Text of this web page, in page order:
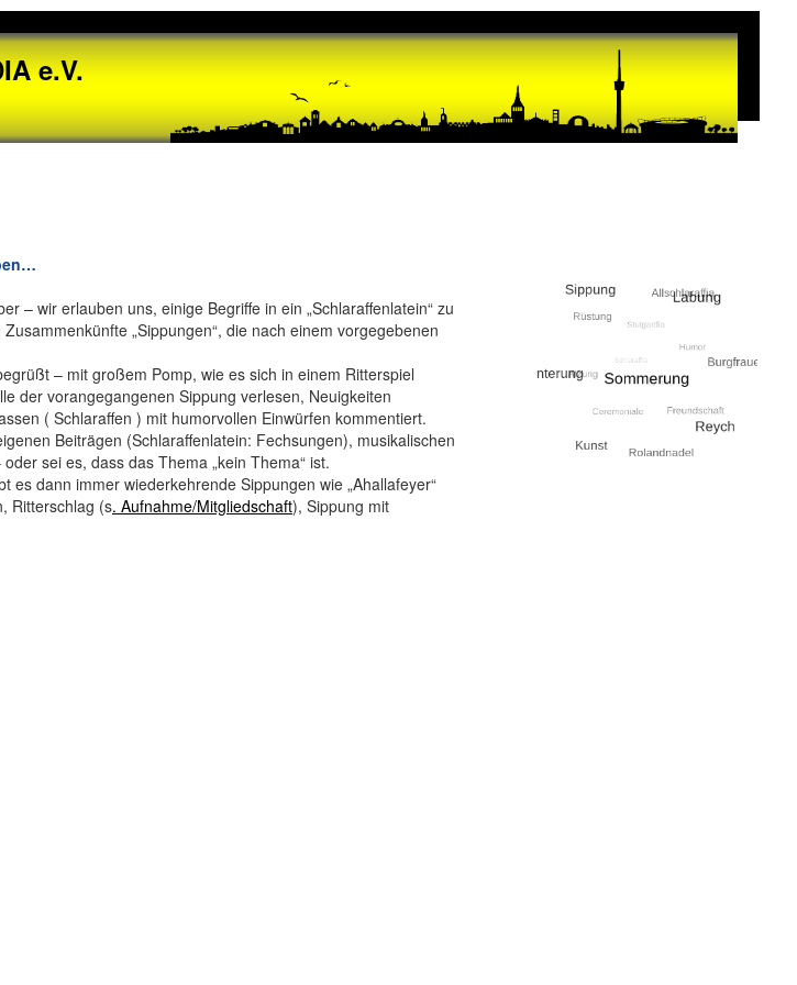
e.V.
– wir erlauben uns, einige Begriffe in ein „Schlaraffenlatein“ zu
„Sippungen“, die nach einem vorgegebenen
– mit großem Pomp, wie es sich in einem Ritterspiel
der vorangegangenen Sippung verlesen, Neuigkeiten
( Schlaraffen ) mit humorvollen Einwürfen kommentiert.
Beiträgen (Schlaraffenlatein: Fechsungen), musikalischen
sei es, dass das Thema „kein Thema“ ist.
es dann immer wiederkehrende Sippungen wie „Ahallafeyer“
Ritterschlag (s. Aufnahme/Mitgliedschaft), Sippung mit